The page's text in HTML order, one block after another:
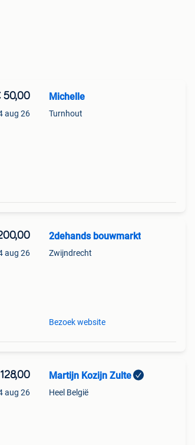
50,00
aug 26
Michelle
Turnhout
aug 26
2dehands bouwmarkt
Zwijndrecht
Bezoek website
aug 26
Martijn Kozijn Zulte
Heel België